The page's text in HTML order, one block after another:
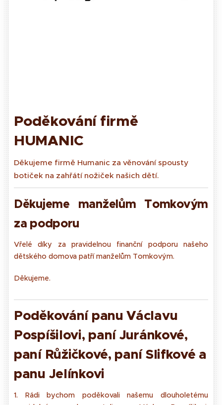
Poděkování firmě
HUMANIC
Děkujeme firmě Humanic za věnování spousty
botiček na zahřátí nožiček našich dětí.
Děkujeme manželům Tomkovým
za podporu
Vřelé díky za pravidelnou finanční podporu našeho
dětského domova patří manželům Tomkovým.
Děkujeme.
Poděkování panu Václavu
Pospíšilovi, paní Juránkové,
paní Růžičkové, paní Slifkové a
panu Jelínkovi
1. Rádi bychom poděkovali našemu dlouholetému